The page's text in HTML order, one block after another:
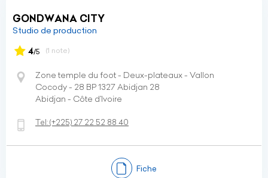
GONDWANA CITY
Studio de production
4/5 (1 note)
Zone temple du foot - Deux-plateaux - Vallon
Cocody - 28 BP 1327 Abidjan 28
Abidjan - Côte d’Ivoire
Tel:(+225) 27 22 52 88 40
Fiche